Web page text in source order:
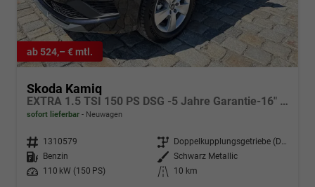
ab 524,– € mtl.
Skoda Kamiq
EXTRA 1.5 TSI 150 PS DSG -5 Jahre Garantie-16" Alu-Tempomat-2-Zonen-Climatronic--LED-AppleCarPlay-AndroidAuto-Rückfahrkamera-Preishammer-Sofort
sofort lieferbar Neuwagen
Fahrzeugnr. 1310579 Getriebe
Doppelkupplungsgetriebe (DSG)
Kraftstoff
Benzin Außenfarbe Schwarz Metallic
Leistung
110 kW (150 PS) Kilometerstand 10 km